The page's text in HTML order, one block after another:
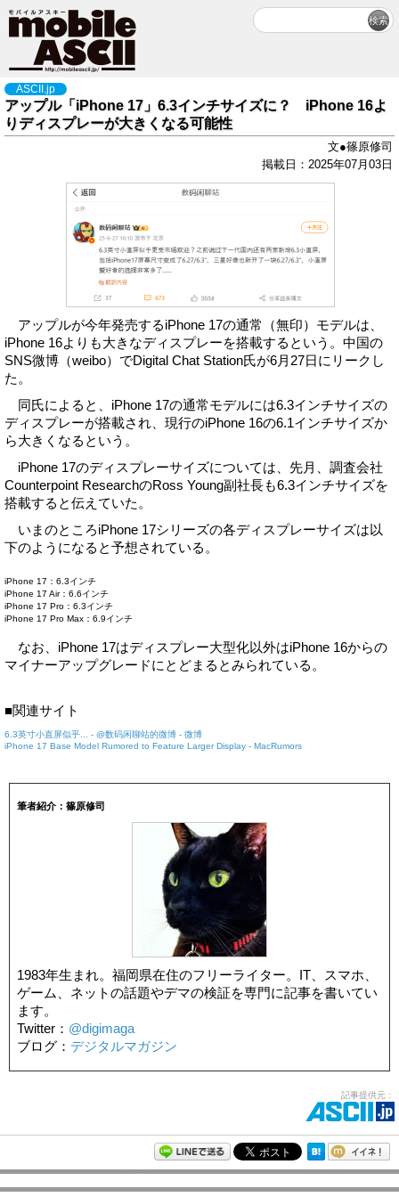
ASCII.jp
アップル「iPhone 17」6.3インチサイズに？ iPhone 16よ
りディスプレーが大きくなる可能性
文●篠原修司
掲載日：2025年07月03日
アップルが今年発売するiPhone 17の通常（無印）モデルは、
iPhone 16よりも大きなディスプレーを搭載するという。中国の
SNS微博（weibo）でDigital Chat Station氏が6月27日にリークし
た。
同氏によると、iPhone 17の通常モデルには6.3インチサイズの
ディスプレーが搭載され、現行のiPhone 16の6.1インチサイズか
ら大きくなるという。
iPhone 17のディスプレーサイズについては、先月、調査会社
Counterpoint ResearchのRoss Young副社長も6.3インチサイズを
搭載すると伝えていた。
いまのところiPhone 17シリーズの各ディスプレーサイズは以
下のようになると予想されている。
iPhone 17：6.3インチ
iPhone 17 Air：6.6インチ
iPhone 17 Pro：6.3インチ
iPhone 17 Pro Max：6.9インチ
なお、iPhone 17はディスプレー大型化以外はiPhone 16からの
マイナーアップグレードにとどまるとみられている。
■関連サイト
6.3英寸小直屏似乎... - @数码闲聊站的微博 - 微博
iPhone 17 Base Model Rumored to Feature Larger Display - MacRumors
筆者紹介：篠原修司
1983年生まれ。福岡県在住のフリーライター。IT、スマホ、
ゲーム、ネットの話題やデマの検証を専門に記事を書いてい
ます。
Twitter： @digimaga
ブログ： デジタルマガジン
記事提供元：